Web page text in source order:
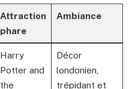
Attraction
phare
Ambiance
Harry
Potter and
the
Décor
londonien,
trépidant et